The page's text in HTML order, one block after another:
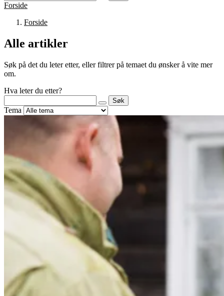
Forside
Forside
Alle artikler
Søk på det du leter etter, eller filtrer på temaet du ønsker å vite mer
om.
Hva leter du etter?
Søk
Tema